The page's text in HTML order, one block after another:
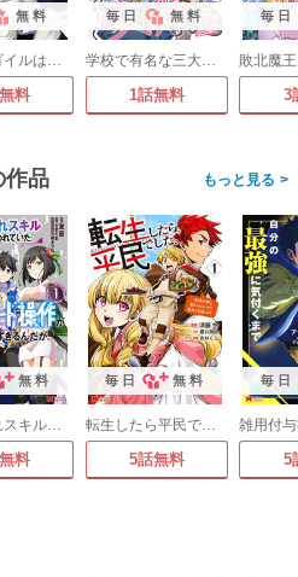
無料
そのガーゴイルは地上でも危険です～翼を失くした最強ガーゴイルの放浪記～
料
毎日 無料
学校で有名な三大美少女の憧れは、人気モデルの“女装”した俺らしい@COMIC
1話無料
毎日
3
作品 >
無料
おい、外れスキルだと思われていた《チートコード操作》が化け物すぎるんだが。(コミック)
料
毎日 無料
転生したら平民でした。～生活水準に耐えられないので貴族を目指します～(コミック)
5話無料
毎日
5